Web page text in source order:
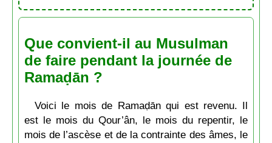
Que convient-il au Musulman
de faire pendant la journée de
Ramaḍān ?
Voici le mois de Ramaḍān qui est revenu. Il
est le mois du Qour’ân, le mois du repentir, le
mois de l’ascèse et de la contrainte des âmes, le